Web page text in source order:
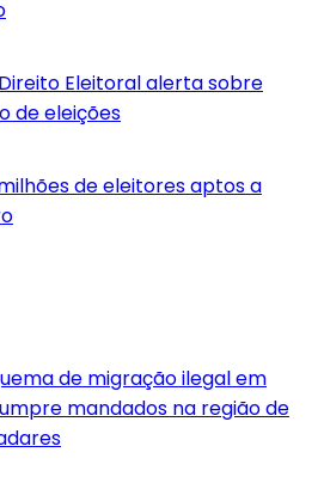
Eleitoral alerta sobre
de eleições
de eleitores aptos a
de migração ilegal em
mandados na região de